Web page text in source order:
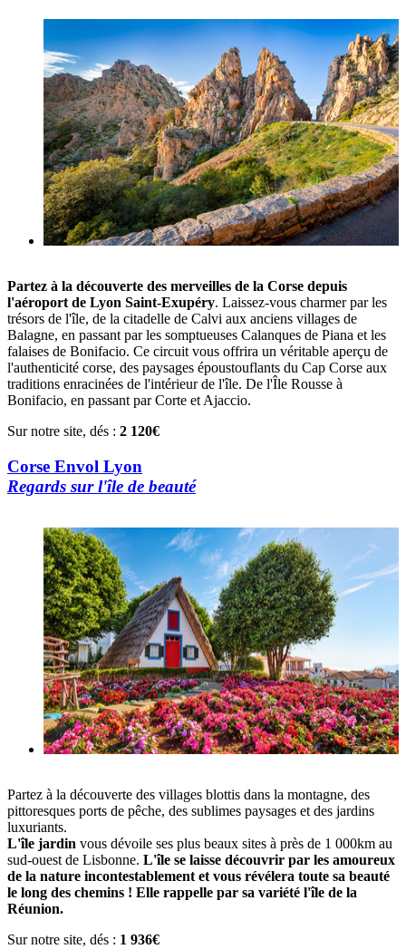
Partez à la découverte des merveilles de la Corse depuis
l'aéroport de Lyon Saint-Exupéry. Laissez-vous charmer par les
trésors de l'île, de la citadelle de Calvi aux anciens villages de
Balagne, en passant par les somptueuses Calanques de Piana et les
falaises de Bonifacio. Ce circuit vous offrira un véritable aperçu de
l'authenticité corse, des paysages époustouflants du Cap Corse aux
traditions enracinées de l'intérieur de l'île. De l'Île Rousse à
Bonifacio, en passant par Corte et Ajaccio.
Sur notre site, dés : 2 120€
Corse Envol Lyon
Regards sur l'île de beauté
Partez à la découverte des villages blottis dans la montagne, des
pittoresques ports de pêche, des sublimes paysages et des jardins
luxuriants.
L'île jardin vous dévoile ses plus beaux sites à près de 1 000km au
sud-ouest de Lisbonne. L'île se laisse découvrir par les amoureux
de la nature incontestablement et vous révélera toute sa beauté
le long des chemins ! Elle rappelle par sa variété l'île de la
Réunion.
Sur notre site, dés : 1 936€